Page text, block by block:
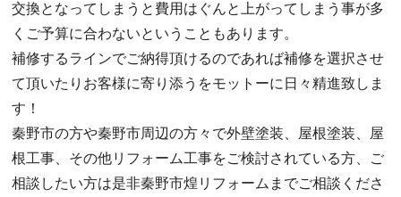
交換となってしまうと費用はぐんと上がってしまう事が多
くご予算に合わないということもあります。
補修するラインでご納得頂けるのであれば補修を選択させ
て頂いたりお客様に寄り添うをモットーに日々精進致しま
す！
秦野市の方や秦野市周辺の方々で外壁塗装、屋根塗装、屋
根工事、その他リフォーム工事をご検討されている方、ご
相談したい方は是非秦野市煌リフォームまでご相談くださ